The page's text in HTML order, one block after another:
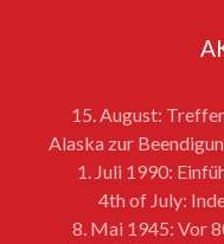
15. August:
Alaska zur
1. Juli 1990:
4th of July:
8. Mai 1945: Vor